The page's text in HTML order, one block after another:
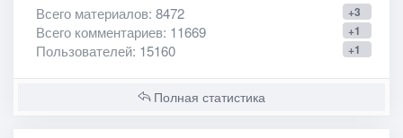
+3
Всего материалов: 8472
+1
Всего комментариев: 11669
+1
Пользователей: 15160
Полная статистика